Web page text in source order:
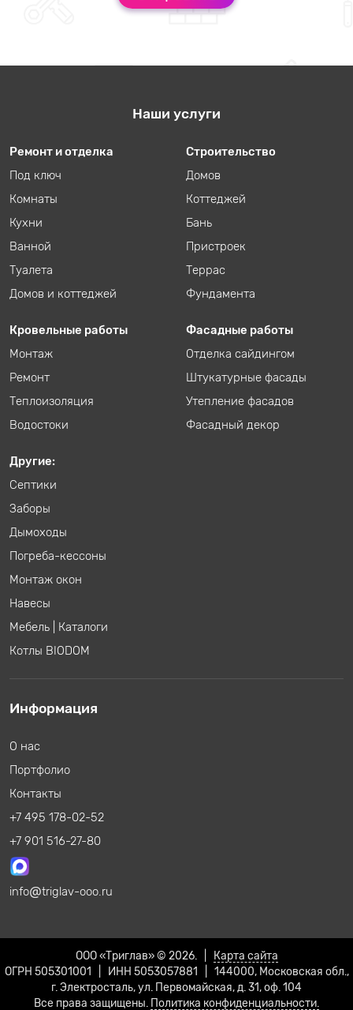
Наши услуги
Ремонт и отделка
Под ключ
Комнаты
Кухни
Ванной
Туалета
Домов и коттеджей
Строительство
Домов
Коттеджей
Бань
Пристроек
Террас
Фундамента
Кровельные работы
Монтаж
Ремонт
Теплоизоляция
Водостоки
Фасадные работы
Отделка сайдингом
Штукатурные фасады
Утепление фасадов
Фасадный декор
Другие:
Септики
Заборы
Дымоходы
Погреба-кессоны
Монтаж окон
Навесы
Мебель
Каталоги
Котлы BIODOM
Информация
О нас
Портфолио
Контакты
+7 495 178-02-52
+7 901 516-27-80
info triglav-ooo.ru
ООО «Триглав» © 2026. |
Карта сайта
ОГРН 505301001 | ИНН 5053057881 | 144000, Московская обл.,
г. Электросталь, ул. Первомайская, д. 31, оф. 104
Все права защищены. Политика конфиденциальности.